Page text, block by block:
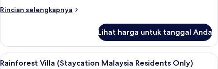
(Staycation
Only)
Rincian selengkapnya
Rincian
Vila,
kamar
Lihat harga untuk tanggal Anda
Lihat
Seprai katun Mesir, seprai premium,
3
Rainforest Villa (Staycation Malaysia Residents Only)